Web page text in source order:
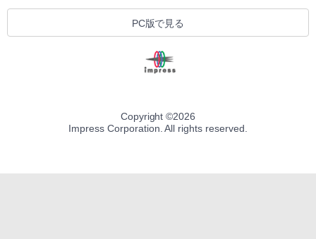
PC版で見る
Copyright ©2026
Impress Corporation. All rights reserved.